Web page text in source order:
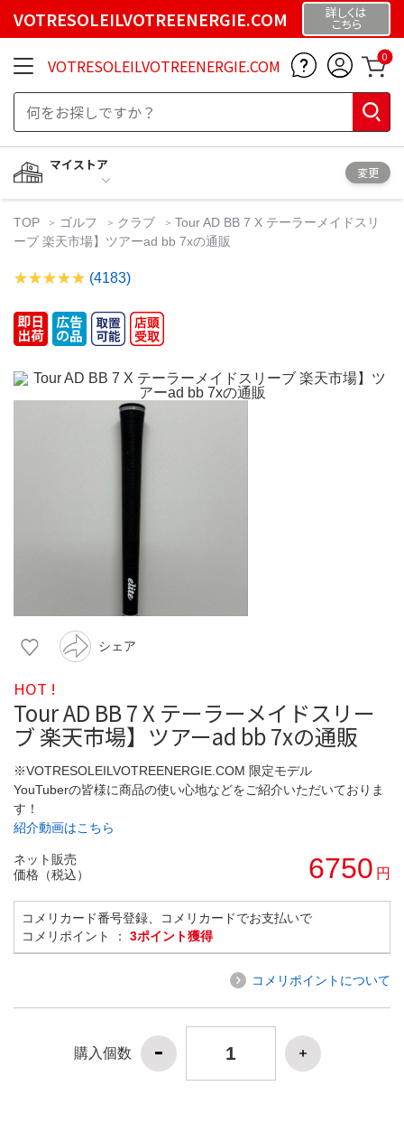
VOTRESOLEILVOTREENERGIE.COM 詳しくは
こちら
VOTRESOLEILVOTREENERGIE.COM 0
マイストア
変更
TOP ゴルフ クラブ
Tour AD BB 7 X テーラーメイドスリ
ーブ 楽天市場】ツアーad bb 7xの通販
(4183)
シェア
HOT !
Tour AD BB 7 X テーラーメイドスリー
ブ 楽天市場】ツアーad bb 7xの通販
※VOTRESOLEILVOTREENERGIE.COM 限定モデル
YouTuberの皆様に商品の使い心地などをご紹介いただいておりま
す！
紹介動画はこちら
ネット販売
価格（税込）
6750 円
コメリカード番号登録、コメリカードでお支払いで
コメリポイント ： 3ポイント獲得
コメリポイントについて
購入個数